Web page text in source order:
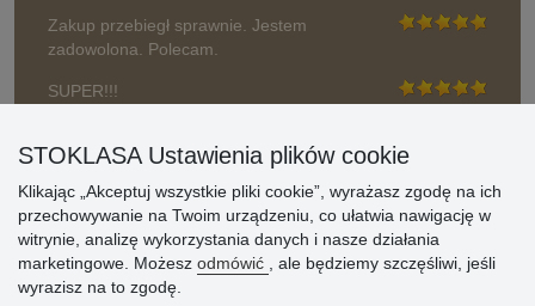
Zakup przebiegł sprawnie. Jestem
zadowolona. Polecam.
SUPER!!!
Aktualnie 1804 recenzji
STOKLASA Ustawienia plików cookie
Klikając „Akceptuj wszystkie pliki cookie”, wyrażasz zgodę na ich
przechowywanie na Twoim urządzeniu, co ułatwia nawigację w
witrynie, analizę wykorzystania danych i nasze działania
marketingowe. Możesz odmówić
, ale będziemy szczęśliwi, jeśli
wyrazisz na to zgodę.